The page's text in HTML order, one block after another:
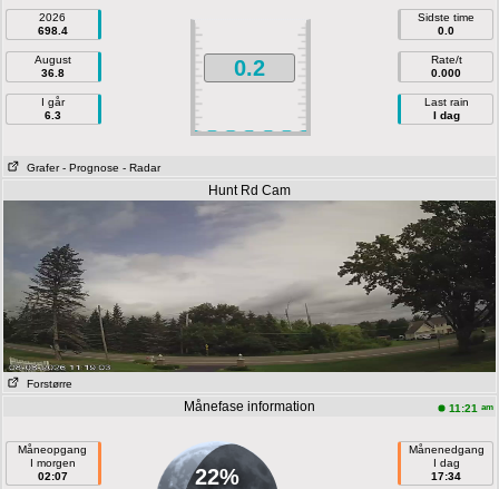
2026
698.4
August
36.8
I går
6.3
0.2
Sidste time
0.0
Rate/t
0.000
Last rain
I dag
Grafer - Prognose - Radar
Hunt Rd Cam
Forstørre
Månefase information 11:21 am
Måneopgang
I morgen
02:07
22%
Månenedgang
I dag
17:34